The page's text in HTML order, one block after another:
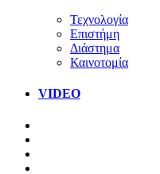
Τεχνολογία
Επιστήμη
Διάστημα
Καινοτομία
VIDEO